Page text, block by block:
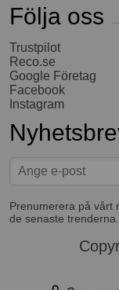
Följa oss
Trustpilot
Reco.se
Google Företag
Facebook
Instagram
Prenumerera på vårt
de senaste trenderna.